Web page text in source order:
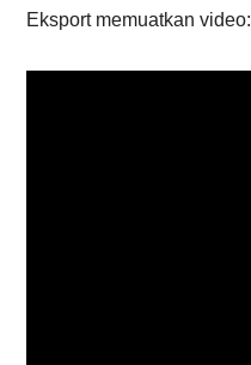
Eksport memuatkan video: